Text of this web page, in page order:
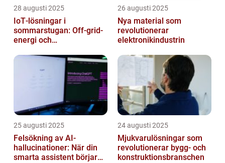
28 augusti 2025
IoT‑lösningar i
sommarstugan: Off‑grid-
energi och
26 augusti 2025
Nya material som
revolutionerar
elektronikindustrin
25 augusti 2025
Felsökning av AI-
hallucinationer: När din
smarta assistent börjar
24 augusti 2025
Mjukvarulösningar som
revolutionerar bygg- och
konstruktionsbranschen